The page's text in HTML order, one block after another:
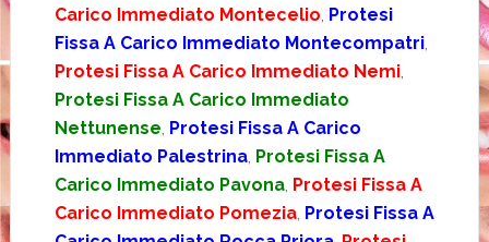
Carico Immediato Montecelio Protesi
Fissa A Carico Immediato Montecompatri,
Protesi Fissa A Carico Immediato Nemi,
Protesi Fissa A Carico Immediato
Nettunense Protesi Fissa A Carico
Immediato Palestrina, Protesi Fissa A
Carico Immediato Pavona, Protesi Fissa A
Carico Immediato Pomezia, Protesi Fissa A